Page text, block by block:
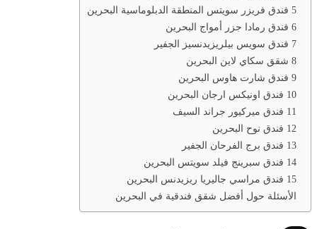
5 فندق فريزر سويتس المنطقة الدبلوماسية البحرين
6 فندق رمادا جزر أمواج البحرين
7 فندق سويس بيلريزيدنسيز الجفير
8 شقق سكاي لاين البحرين
9 فندق شارت هاوس البحرين
10 فندق اونيكس ارجان البحرين
11 فندق ميركيور جراند السيف
12 فندق نوح البحرين
13 فندق برج الفرحان الجفير
14 فندق سبرينج فيلد سويتس البحرين
15 فندق مراسي جاليريا ريزيدنس البحرين
الأسئلة حول أفضل شقق فندقية في البحرين